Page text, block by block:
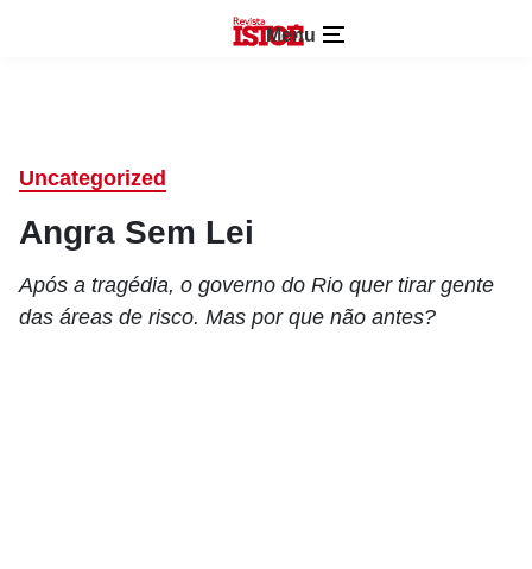
Menu
Uncategorized
Angra Sem Lei
Após a tragédia, o governo do Rio quer tirar gente
das áreas de risco. Mas por que não antes?